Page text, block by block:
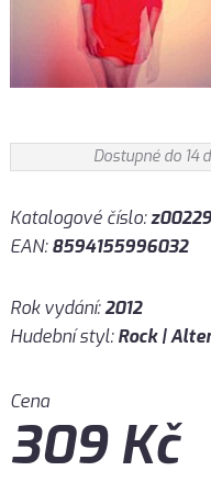
Dostupné do 14
Katalogové číslo:z00229
EAN:8594155996032
Rok vydání:2012
Hudební styl:Rock |
Cena
309Kč